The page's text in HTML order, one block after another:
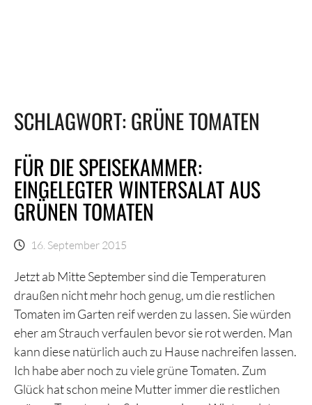
SCHLAGWORT: GRÜNE TOMATEN
FÜR DIE SPEISEKAMMER:
EINGELEGTER WINTERSALAT AUS
GRÜNEN TOMATEN
16. September 2015
Jetzt ab Mitte September sind die Temperaturen
draußen nicht mehr hoch genug, um die restlichen
Tomaten im Garten reif werden zu lassen. Sie würden
eher am Strauch verfaulen bevor sie rot werden. Man
kann diese natürlich auch zu Hause nachreifen lassen.
Ich habe aber noch zu viele grüne Tomaten. Zum
Glück hat schon meine Mutter immer die restlichen